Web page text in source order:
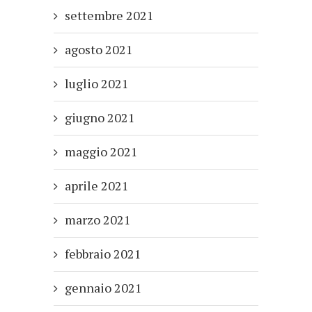
settembre 2021
agosto 2021
luglio 2021
giugno 2021
maggio 2021
aprile 2021
marzo 2021
febbraio 2021
gennaio 2021